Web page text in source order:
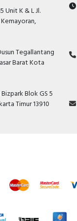
Unit K & L Jl.
Tegallantang
Barat Kota
Blok GS 5
Timur 13910